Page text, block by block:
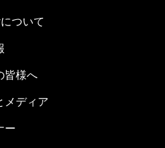
ついて
皆様へ
メディア
ー